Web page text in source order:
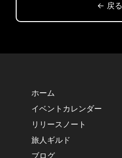
← 戻る
ホーム
イベントカレンダー
リリースノート
旅人ギルド
ブログ